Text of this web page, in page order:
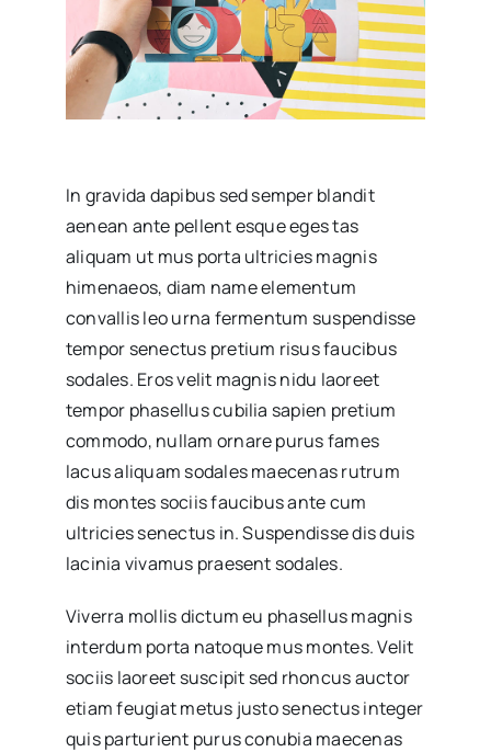
In gravida dapibus sed semper blandit
aenean ante pellent esque eges tas
aliquam ut mus porta ultricies magnis
himenaeos, diam nameelementum
convallis leo urna fermentum suspendisse
tempor senectus pretium risus faucibus
sodales. Eros velit magnis nidu laoreet
tempor phasellus cubilia sapien pretium
commodo, nullam ornare purus fames
lacus aliquam sodales maecenas rutrum
dis montes sociis faucibus ante cum
ultricies senectus in. Suspendisse dis duis
lacinia vivamus praesent sodales.
Viverra mollis dictum eu phasellus magnis
interdum porta natoque mus montes. Velit
sociis laoreet suscipit sed rhoncus auctor
etiam feugiat metus justo senectus integer
quis parturient purus conubia maecenas